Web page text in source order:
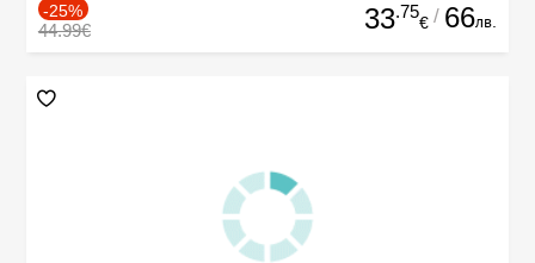
-25%
44.99€ 33.75
€ / 66лв.